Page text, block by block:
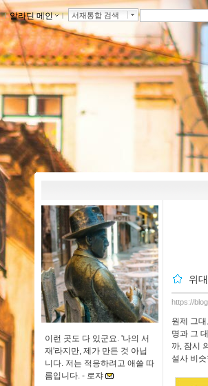
ｌ알라딘 메인 ｌ 서재통합 검색
이런 곳도 다 있군요. '나의 서
재'라지만, 제가 만든 것 아닙
니다. 저는 적응하려고 애쓸 따
름입니다. - 로쟈
위
https://
원제 그
명과 그
까, 잠시
설사 비